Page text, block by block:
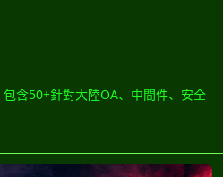
含50+針對大陸OA、中間件、安全